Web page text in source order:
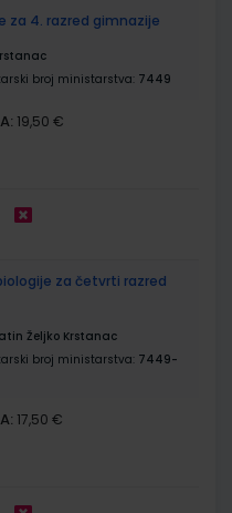
za 4. razred gimnazije
broj ministarstva: 7449
19,50 €
za četvrti razred
Željko Krstanac
broj ministarstva: 7449-
17,50 €